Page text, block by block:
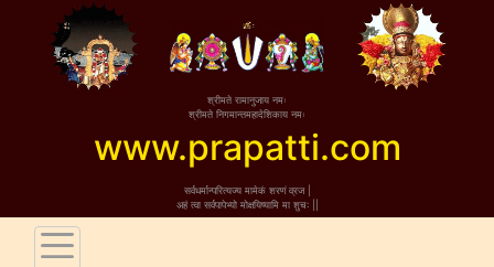
श्रीमते रामानुजाय नमः
श्रीमते निगमान्तमहादेशिकाय नमः
www.prapatti.com
सर्वधर्मान्परित्यज्य मामेकं शरणं व्रज |
अहं त्वा सर्वपापेभ्यो मोक्षयिष्यामि मा शुच: ||